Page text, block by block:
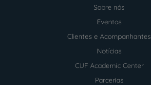
Sobre nós
Eventos
Clientes e Acompanhantes
Notícias
CUF Academic Center
Parcerias